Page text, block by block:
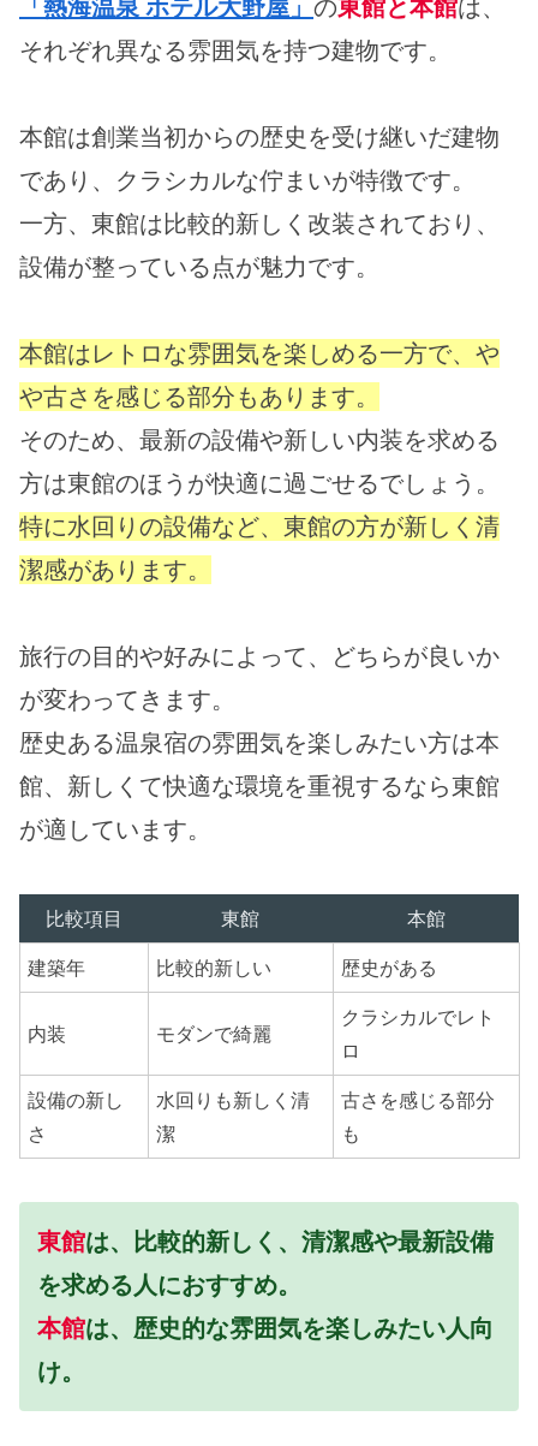
「熱海温泉 ホテル大野屋」 の東館と本館は、
それぞれ異なる雰囲気を持つ建物です。
本館は創業当初からの歴史を受け継いだ建物
であり、クラシカルな佇まいが特徴です。
一方、東館は比較的新しく改装されており、
設備が整っている点が魅力です。
本館はレトロな雰囲気を楽しめる一方で、や
や古さを感じる部分もあります。
そのため、最新の設備や新しい内装を求める
方は東館のほうが快適に過ごせるでしょう。
特に水回りの設備など、東館の方が新しく清
潔感があります。
旅行の目的や好みによって、どちらが良いか
が変わってきます。
歴史ある温泉宿の雰囲気を楽しみたい方は本
館、新しくて快適な環境を重視するなら東館
が適しています。
比較項目 東館 本館
建築年 比較的新しい 歴史がある
内装 モダンで綺麗
クラシカルでレト
ロ
設備の新し
さ
水回りも新しく清
潔
古さを感じる部分
も
東館は、比較的新しく、清潔感や最新設備
を求める人におすすめ。
本館は、歴史的な雰囲気を楽しみたい人向
け。